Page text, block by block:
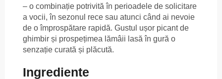
– o combinație potrivită în perioadele de solicitare
a vocii, în sezonul rece sau atunci când ai nevoie
de o împrospătare rapidă. Gustul ușor picant de
ghimbir și prospețimea lămâii lasă în gură o
senzație curată și plăcută.
Ingrediente